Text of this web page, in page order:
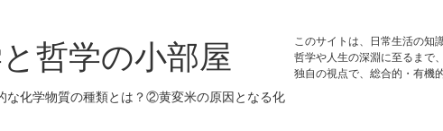
哲学の小部屋
な化学物質の種類とは？②黄変米の原因となる化
このサイトは、日常生活の知
哲学や人生の深淵に至るまで
独自の視点で、総合的・有機